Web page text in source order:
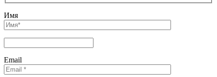
Имя
Email